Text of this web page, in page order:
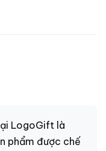
LogoGift là
phẩm được chế